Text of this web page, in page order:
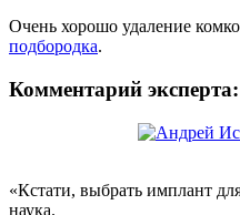
Очень хорошо удаление
подбородка.
Комментарий эксперта:
«Кстати, выбрать имплант
наука.